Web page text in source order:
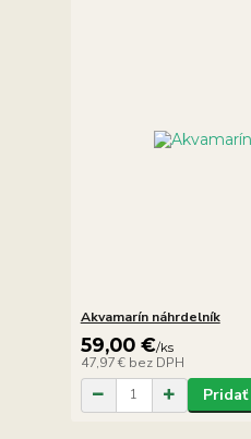
Akvamarín náhrdelník
59,00 €/ks
47,97 € bez DPH